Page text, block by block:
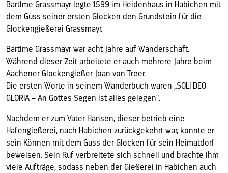
Bartlme Grassmayr legte 1599 im Heidenhaus in Habichen mit
dem Guss seiner ersten Glocken den Grundstein für die
Glockengießerei Grassmayr.
Bartlme Grassmayr war acht Jahre auf Wanderschaft.
Während dieser Zeit arbeitete er auch mehrere Jahre beim
Aachener Glockengießer Joan von Treer.
Die ersten Worte in seinem Wanderbuch waren „SOLI DEO
GLORIA – An Gottes Segen ist alles gelegen“.
Nachdem er zum Vater Hansen, dieser betrieb eine
Hafengießerei, nach Habichen zurückgekehrt war, konnte er
sein Können mit dem Guss der Glocken für sein Heimatdorf
beweisen. Sein Ruf verbreitete sich schnell und brachte ihm
viele Aufträge, sodass neben der Gießerei in Habichen auch